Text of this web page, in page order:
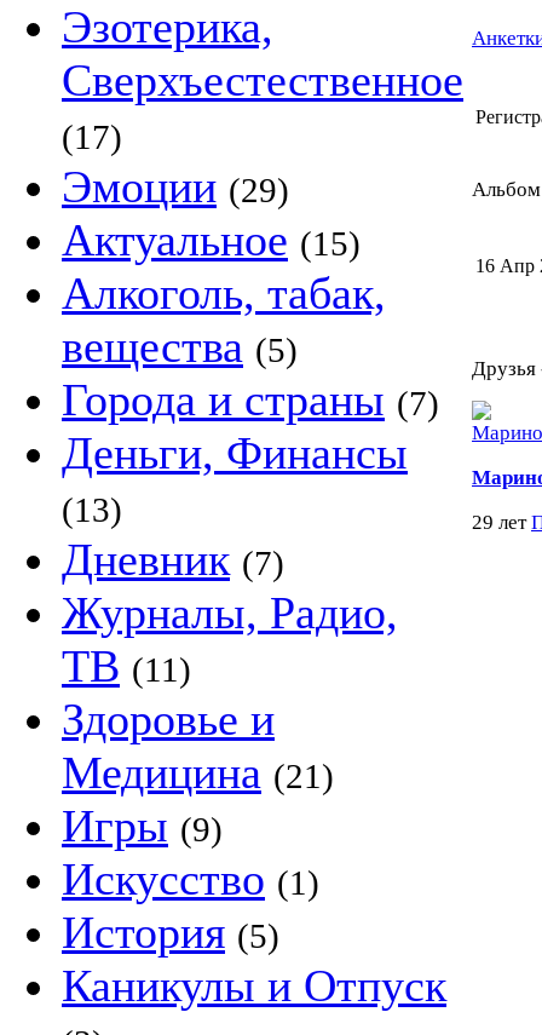
Эзотерика,
Сверхъестественное
(17)
Эмоции (29)
Актуальное (15)
Алкоголь, табак,
вещества (5)
Города и страны (7)
Деньги, Финансы
(13)
Дневник (7)
Журналы, Радио,
ТВ (11)
Здоровье и
Медицина (21)
Игры (9)
Искусство (1)
История (5)
Каникулы и Отпуск
Альбом
16 Апр
Друзья
29 лет